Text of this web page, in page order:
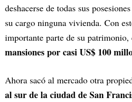
deshacerse de todas sus
su cargo ninguna vivienda. Con
importante parte de su patrimonio,
mansiones por casi US$ 100
Ahora sacó al mercado otra
al sur de la ciudad de San